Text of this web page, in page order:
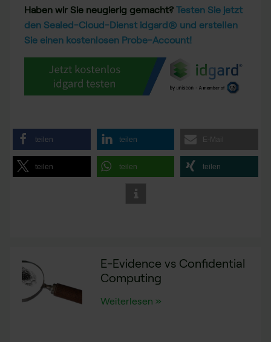
Haben wir Sie neugierig gemacht? Testen Sie jetzt
den Sealed-Cloud-Dienst idgard® und erstellen
Sie einen kostenlosen Probe-Account!
teilen teilen E-Mail
teilen teilen teilen
E-Evidence vs Confidential
Computing
Weiterlesen »